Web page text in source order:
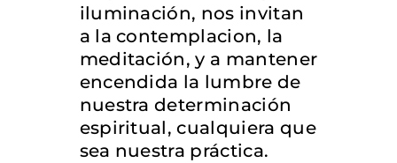
iluminación, nos invitan
a la contemplacion, la
meditación, y a mantener
encendida la lumbre de
nuestra determinación
espiritual, cualquiera que
sea nuestra práctica.